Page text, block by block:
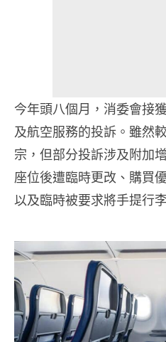
今年頭八個月，消委會接
及航空服務的投訴。雖然
宗，但部分投訴涉及附加
座位後遭臨時更改、購買
以及臨時被要求將手提行